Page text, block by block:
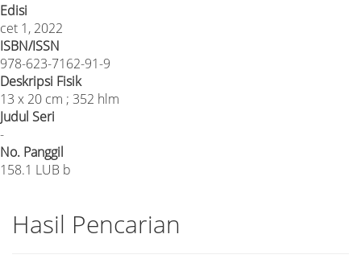
Edisi
cet 1, 2022
ISBN/ISSN
978-623-7162-91-9
Deskripsi Fisik
13 x 20 cm ; 352 hlm
Judul Seri
-
No. Panggil
158.1 LUB b
Hasil Pencarian